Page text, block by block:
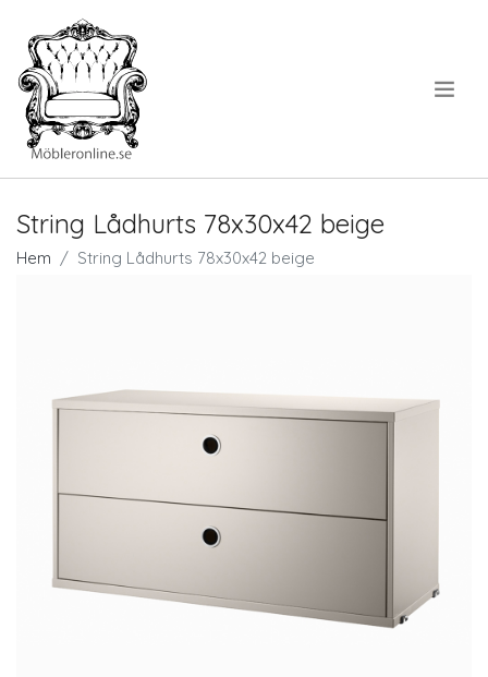
String Lådhurts 78x30x42 beige
Hem String Lådhurts 78x30x42 beige